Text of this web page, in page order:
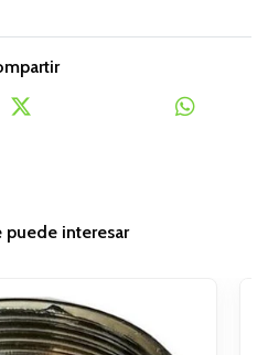
puede interesar